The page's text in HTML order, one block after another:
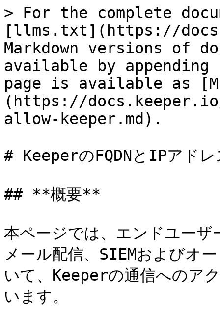
> For the complete
[llms.txt](https://
Markdown versions of
available by
page is available as
(https://
allow-keeper.md).
# KeeperのFQDNとIPアドレ
## **概要**
本ページでは、エンドユー
メール配信、SIEMおよびオ
いて、Keeperの通信へのア
います。